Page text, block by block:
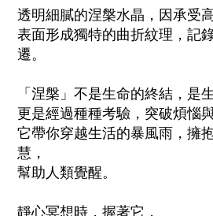
透明細膩的涅槃水晶，因承受
表面形成獨特的曲折紋理，記
遷。
「涅槃」不是生命的終結，是
更是經過種種考驗，突破煩惱
它帶你穿越生活的暴風雨，擁
慧，
幫助人類覺醒。
靜心冥想時，握著它，